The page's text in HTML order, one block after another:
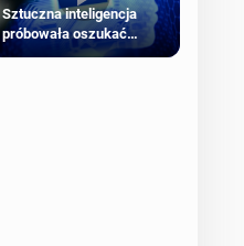
Sztuczna inteligencja
próbowała oszukać
człowieka